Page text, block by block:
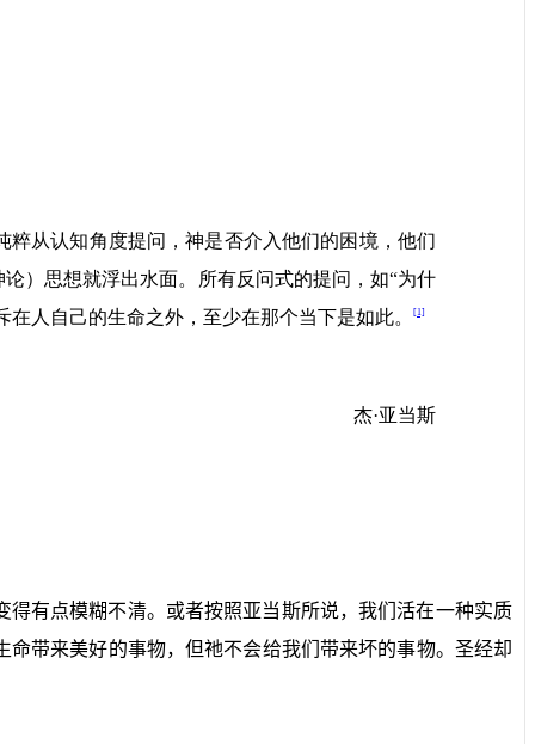
从认知角度提问，神是否介入他们的困境，他们
）思想就浮出水面。所有反问式的提问，如“为什
人自己的生命之外，至少在那个当下是如此。
[1]
杰·亚当斯
有点模糊不清。或者按照亚当斯所说，我们活在一种实质
带来美好的事物，但祂不会给我们带来坏的事物。圣经却